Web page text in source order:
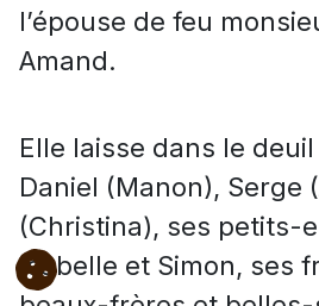
l’épouse de feu
Amand.
Elle laisse dans le
Daniel (Manon), Serge
(Christina), ses petits-
Isabelle et Simon, ses